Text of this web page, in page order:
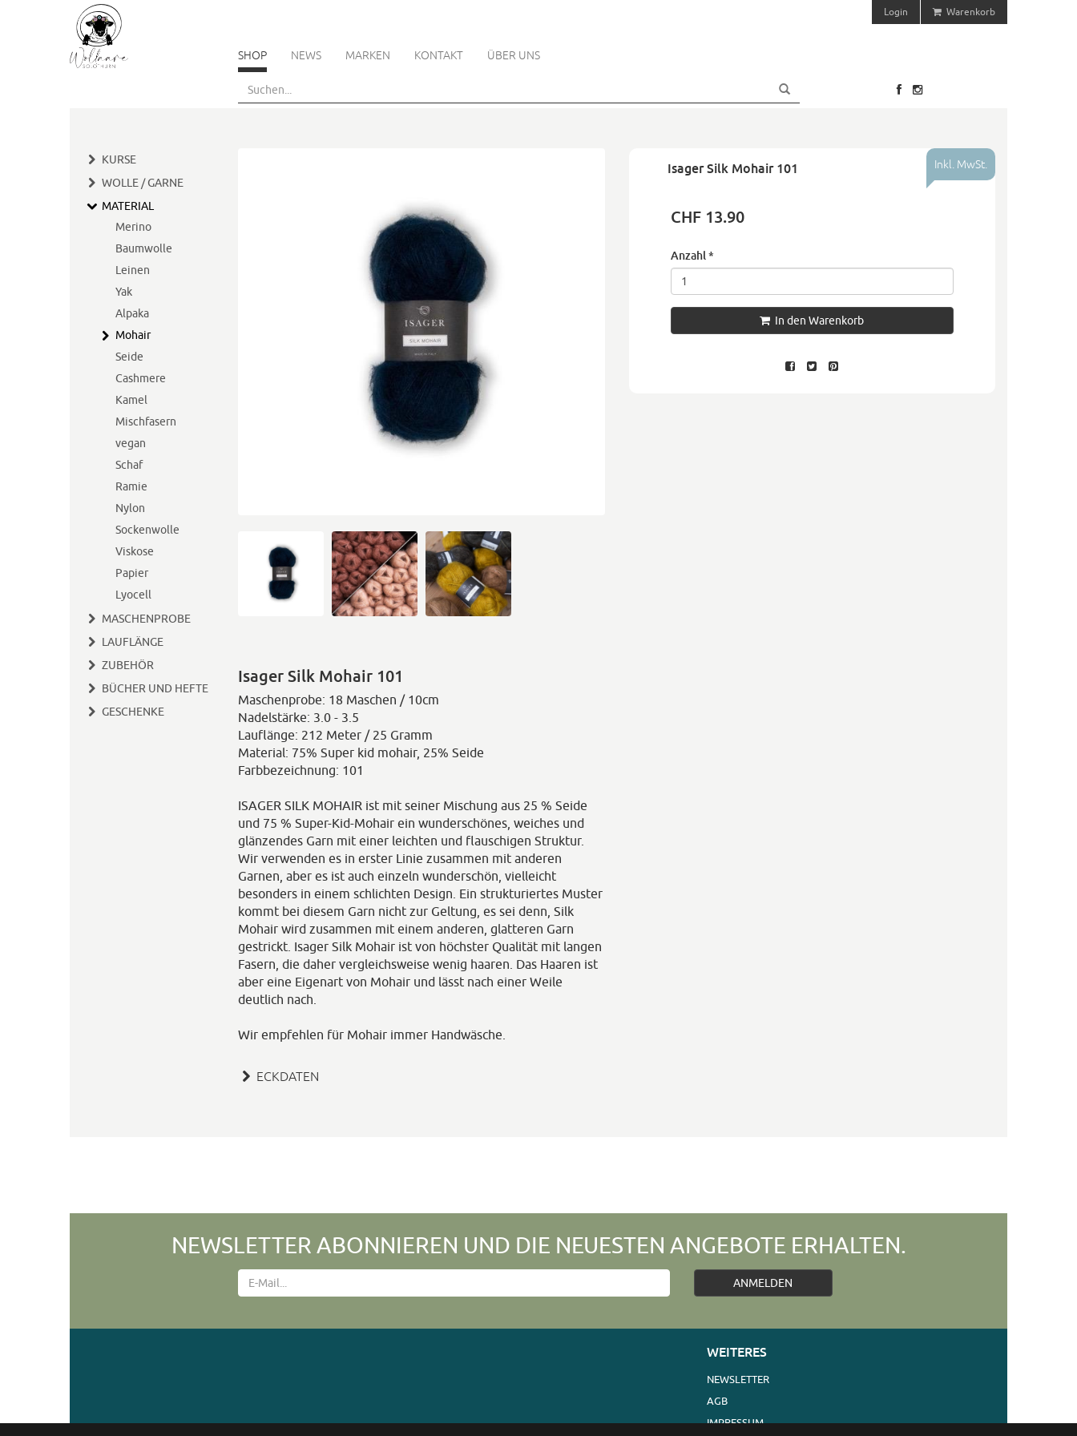
Login Warenkorb
SHOP NEWS MARKEN KONTAKT ÜBER UNS
KURSE
WOLLE / GARNE
MATERIAL
Merino
Baumwolle
Leinen
Yak
Alpaka
Mohair
Seide
Cashmere
Kamel
Mischfasern
vegan
Schaf
Ramie
Nylon
Sockenwolle
Viskose
Papier
Lyocell
MASCHENPROBE
LAUFLÄNGE
ZUBEHÖR
BÜCHER UND HEFTE
GESCHENKE
Isager Silk Mohair 101
Maschenprobe: 18 Maschen / 10cm
Nadelstärke: 3.0 - 3.5
Lauflänge: 212 Meter / 25 Gramm
Material: 75% Super kid mohair, 25% Seide
Farbbezeichnung: 101
ISAGER SILK MOHAIR ist mit seiner Mischung aus 25 % Seide
und 75 % Super-Kid-Mohair ein wunderschönes, weiches und
glänzendes Garn mit einer leichten und flauschigen Struktur.
Wir verwenden es in erster Linie zusammen mit anderen
Garnen, aber es ist auch einzeln wunderschön, vielleicht
besonders in einem schlichten Design. Ein strukturiertes Muster
kommt bei diesem Garn nicht zur Geltung, es sei denn, Silk
Mohair wird zusammen mit einem anderen, glatteren Garn
gestrickt. Isager Silk Mohair ist von höchster Qualität mit langen
Fasern, die daher vergleichsweise wenig haaren. Das Haaren ist
aber eine Eigenart von Mohair und lässt nach einer Weile
deutlich nach.
Wir empfehlen für Mohair immer Handwäsche.
ECKDATEN
Inkl. MwSt.
Isager Silk Mohair 101
CHF 13.90
Anzahl *
In den Warenkorb
NEWSLETTER ABONNIEREN UND DIE NEUESTEN ANGEBOTE ERHALTEN.
ANMELDEN
WEITERES
NEWSLETTER
AGB
IMPRESSUM